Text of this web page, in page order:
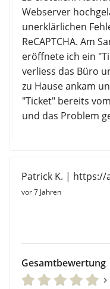
Webserver
unerklärlichen
ReCAPTCHA. Am
eröffnete ich ein
verliess das Büro
zu Hause ankam
"Ticket" bereits
und das Problem
Patrick K. | https://
vor 7 Jahren
Gesamtbewertung